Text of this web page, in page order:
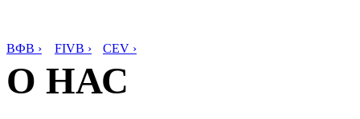
ВФВ › FIVB › CEV ›
О НАС